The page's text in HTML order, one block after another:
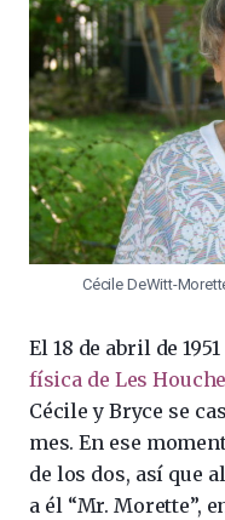
Cécile DeWitt-
El 18 de abril de
física de Les
Cécile y Bryce se
mes. En ese
de los dos, así que
a él “Mr. Morette”,